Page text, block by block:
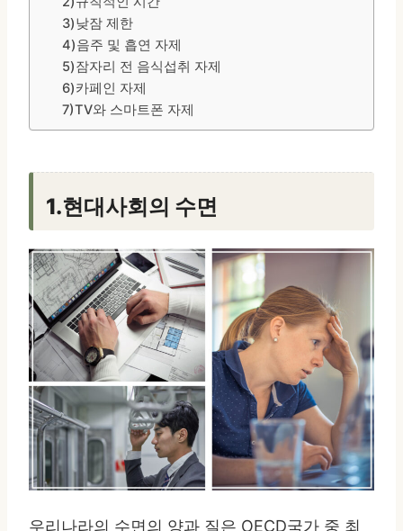
3)낮잠 제한
4)음주 및 흡연 자제
5)잠자리 전 음식섭취 자제
6)카페인 자제
7)TV와 스마트폰 자제
1.현대사회의 수면
우리나라의 수면의 양과 질은 OECD국가 중 최